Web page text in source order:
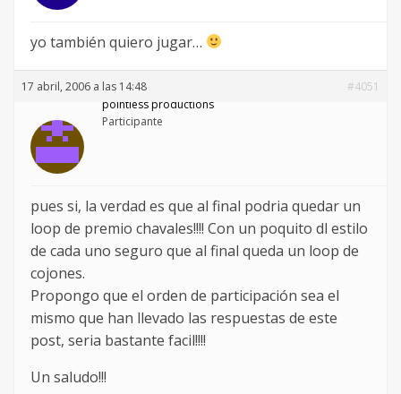
yo también quiero jugar…
17 abril, 2006 a las 14:48
#4051
pointless productions
Participante
pues si, la verdad es que al final podria quedar un
loop de premio chavales!!!! Con un poquito dl estilo
de cada uno seguro que al final queda un loop de
cojones.
Propongo que el orden de participación sea el
mismo que han llevado las respuestas de este
post, seria bastante facil!!!!
Un saludo!!!